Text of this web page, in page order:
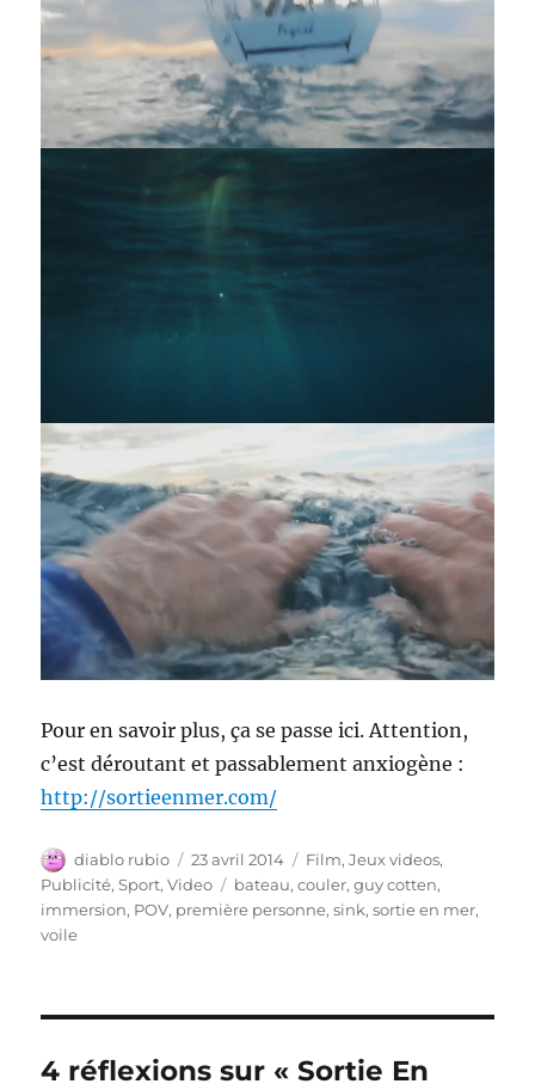
Pour en savoir plus, ça se passe ici. Attention,
c’est déroutant et passablement anxiogène :
http://sortieenmer.com/
Auteur
diablo rubio
Publié
le
23 avril 2014 Catégories
Film,Jeux videos,
Publicité,Sport,Video Étiquettes
bateau,couler,guy cotten,
immersion, POV, première personne,sink,sortie en mer,
voile
4 réflexions sur « Sortie En